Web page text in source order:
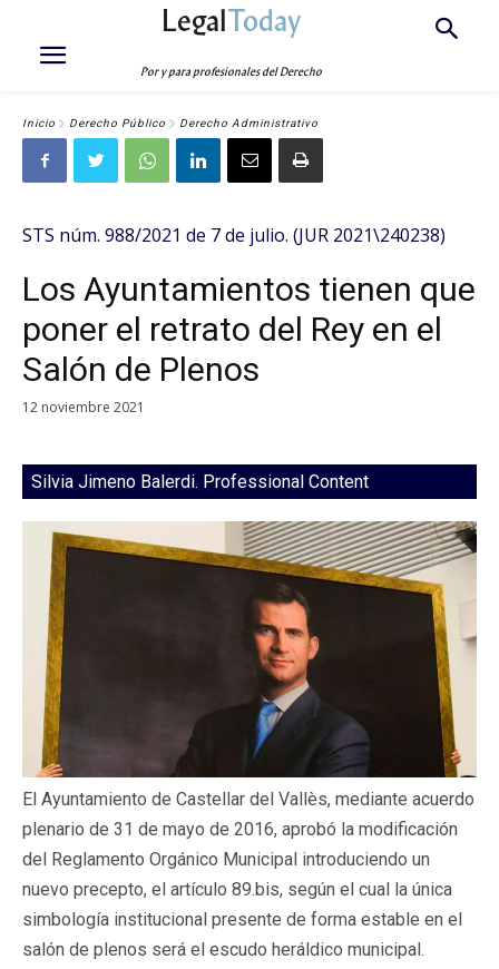
LegalToday
Por y para profesionales del Derecho
Inicio Derecho Público Derecho Administrativo
STS núm. 988/2021 de 7 de julio. (JUR 2021\240238)
Los Ayuntamientos tienen que
poner el retrato del Rey en el
Salón de Plenos
12 noviembre 2021
Silvia Jimeno Balerdi. Professional Content
El Ayuntamiento de Castellar del Vallès, mediante acuerdo
plenario de 31 de mayo de 2016, aprobó la modificación
del Reglamento Orgánico Municipal introduciendo un
nuevo precepto, el artículo 89.bis, según el cual la única
simbología institucional presente de forma estable en el
salón de plenos será el escudo heráldico municipal.